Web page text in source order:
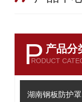
P 产品分
RODUCT
湖南钢板防护罩